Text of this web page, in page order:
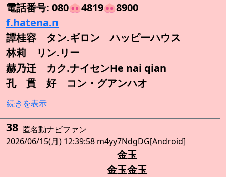
電話番号: 080🐽4819🐽8900
f.hatena.n
譚桂容 タン.ギロン ハッピーハウス
林莉 リン.リー
赫乃迁 カク.ナイセンHe nai qian
孔 貫 好 コン・グアンハオ
続きを表示
38 匿名動ナビファン
2026/06/15(月) 12:39:58 m4yy7NdgDG[Android]
金玉
金玉金玉